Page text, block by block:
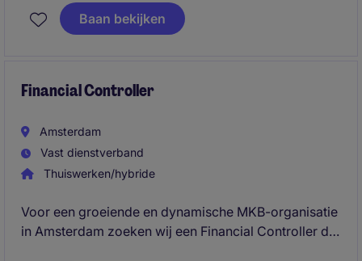
stakeholder engagement, and corporate
responsibility initiatives. The culture is international,
Baan bekijken
Financial Controller
Amsterdam
Vast dienstverband
Thuiswerken/hybride
Voor een groeiende en dynamische MKB-organisatie
in Amsterdam zoeken wij een Financial Controller die